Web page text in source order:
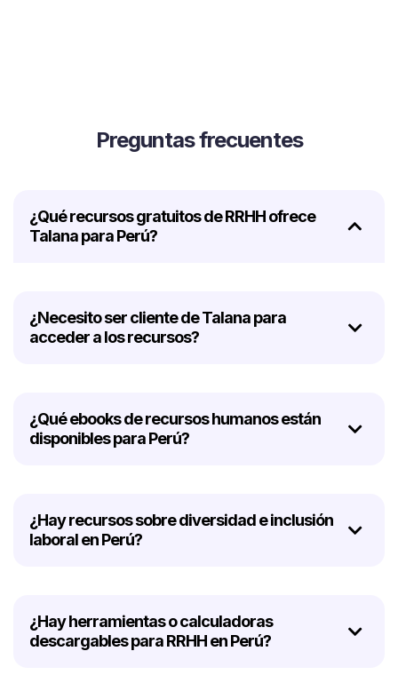
Preguntas frecuentes
¿Qué recursos gratuitos de RRHH ofrece
Talana para Perú?
¿Necesito ser cliente de Talana para
acceder a los recursos?
¿Qué ebooks de recursos humanos están
disponibles para Perú?
¿Hay recursos sobre diversidad e inclusión
laboral en Perú?
¿Hay herramientas o calculadoras
descargables para RRHH en Perú?